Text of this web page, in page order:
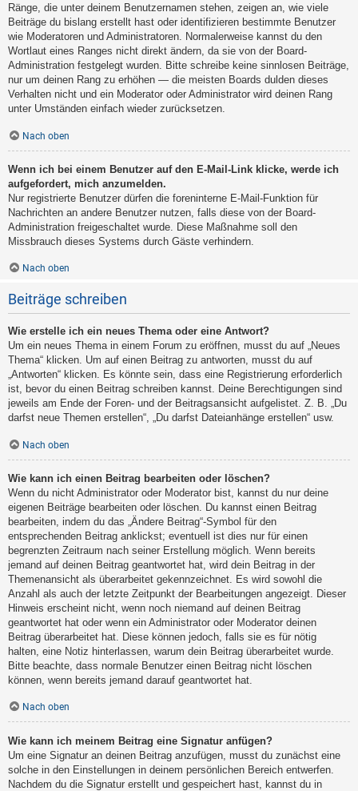
Ränge, die unter deinem Benutzernamen stehen, zeigen an, wie viele
Beiträge du bislang erstellt hast oder identifizieren bestimmte Benutzer
wie Moderatoren und Administratoren. Normalerweise kannst du den
Wortlaut eines Ranges nicht direkt ändern, da sie von der Board-
Administration festgelegt wurden. Bitte schreibe keine sinnlosen Beiträge,
nur um deinen Rang zu erhöhen — die meisten Boards dulden dieses
Verhalten nicht und ein Moderator oder Administrator wird deinen Rang
unter Umständen einfach wieder zurücksetzen.
Nach oben
Wenn ich bei einem Benutzer auf den E-Mail-Link klicke, werde ich
aufgefordert, mich anzumelden.
Nur registrierte Benutzer dürfen die foreninterne E-Mail-Funktion für
Nachrichten an andere Benutzer nutzen, falls diese von der Board-
Administration freigeschaltet wurde. Diese Maßnahme soll den
Missbrauch dieses Systems durch Gäste verhindern.
Nach oben
Beiträge schreiben
Wie erstelle ich ein neues Thema oder eine Antwort?
Um ein neues Thema in einem Forum zu eröffnen, musst du auf „Neues
Thema“ klicken. Um auf einen Beitrag zu antworten, musst du auf
„Antworten“ klicken. Es könnte sein, dass eine Registrierung erforderlich
ist, bevor du einen Beitrag schreiben kannst. Deine Berechtigungen sind
jeweils am Ende der Foren- und der Beitragsansicht aufgelistet. Z. B. „Du
darfst neue Themen erstellen“, „Du darfst Dateianhänge erstellen“ usw.
Nach oben
Wie kann ich einen Beitrag bearbeiten oder löschen?
Wenn du nicht Administrator oder Moderator bist, kannst du nur deine
eigenen Beiträge bearbeiten oder löschen. Du kannst einen Beitrag
bearbeiten, indem du das „Ändere Beitrag“-Symbol für den
entsprechenden Beitrag anklickst; eventuell ist dies nur für einen
begrenzten Zeitraum nach seiner Erstellung möglich. Wenn bereits
jemand auf deinen Beitrag geantwortet hat, wird dein Beitrag in der
Themenansicht als überarbeitet gekennzeichnet. Es wird sowohl die
Anzahl als auch der letzte Zeitpunkt der Bearbeitungen angezeigt. Dieser
Hinweis erscheint nicht, wenn noch niemand auf deinen Beitrag
geantwortet hat oder wenn ein Administrator oder Moderator deinen
Beitrag überarbeitet hat. Diese können jedoch, falls sie es für nötig
halten, eine Notiz hinterlassen, warum dein Beitrag überarbeitet wurde.
Bitte beachte, dass normale Benutzer einen Beitrag nicht löschen
können, wenn bereits jemand darauf geantwortet hat.
Nach oben
Wie kann ich meinem Beitrag eine Signatur anfügen?
Um eine Signatur an deinen Beitrag anzufügen, musst du zunächst eine
solche in den Einstellungen in deinem persönlichen Bereich entwerfen.
Nachdem du die Signatur erstellt und gespeichert hast, kannst du in